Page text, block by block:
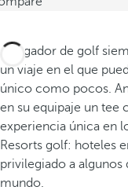
El jugador de golf
un viaje en el que
único como pocos.
en su equipaje un tee
experiencia única en
Resorts golf: hoteles
privilegiado a
mundo.